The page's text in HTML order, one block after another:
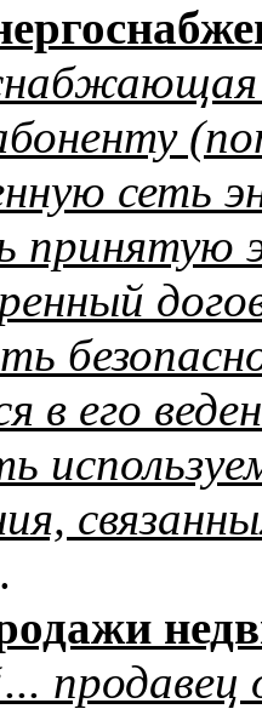
сеть
принятую
в его
продавец